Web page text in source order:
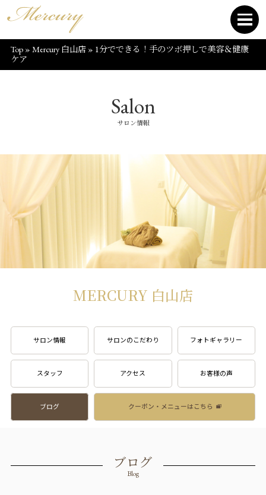
Top» Mercury 白山店» 1分でできる！手のツボ押しで美容＆健康
ケア
Salon
サロン情報
MERCURY 白山店
サロン情報 サロンのこだわり フォトギャラリー
スタッフ アクセス お客様の声
ブログ クーポン・メニューはこちら
ブログ
Blog